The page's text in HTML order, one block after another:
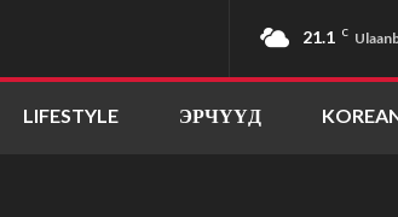
21.1 C
LIFESTYLE ЭРЧҮҮД